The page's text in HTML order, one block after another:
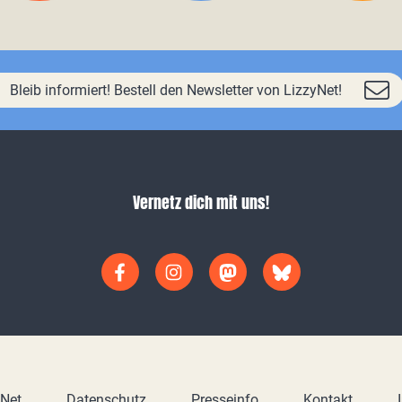
Bleib informiert! Bestell den Newsletter von LizzyNet!
Vernetz dich mit uns!